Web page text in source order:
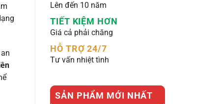
Lên đến 10 năm
TIẾT KIỆM HƠN
Giá cả phải chăng
HỖ TRỢ 24/7
Tư vấn nhiệt tình
SẢN PHẨM MỚI NHẤT